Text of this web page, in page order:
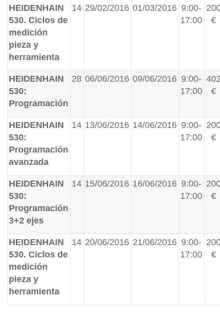
HEIDENHAIN
530. Ciclos de
medición
pieza y
herramienta
14 29/02/2016 01/03/2016 9:00-
17:00
€
HEIDENHAIN
530:
Programación
28 06/06/2016 09/06/2016 9:00-
17:00
€
HEIDENHAIN
530:
Programación
avanzada
14 13/06/2016 14/06/2016 9:00-
17:00
€
HEIDENHAIN
530:
Programación
3+2 ejes
14 15/06/2016 16/06/2016 9:00-
17:00
€
HEIDENHAIN
530. Ciclos de
medición
pieza y
herramienta
14 20/06/2016 21/06/2016 9:00-
17:00
€